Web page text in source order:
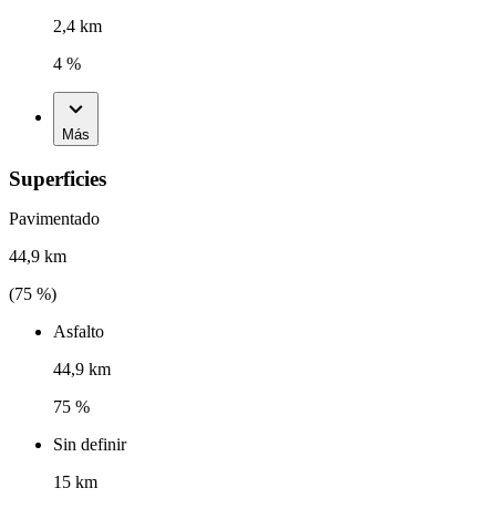
2,4 km
4 %
Más
Superficies
Pavimentado
44,9 km
(75 %)
Asfalto
44,9 km
75 %
Sin definir
15 km